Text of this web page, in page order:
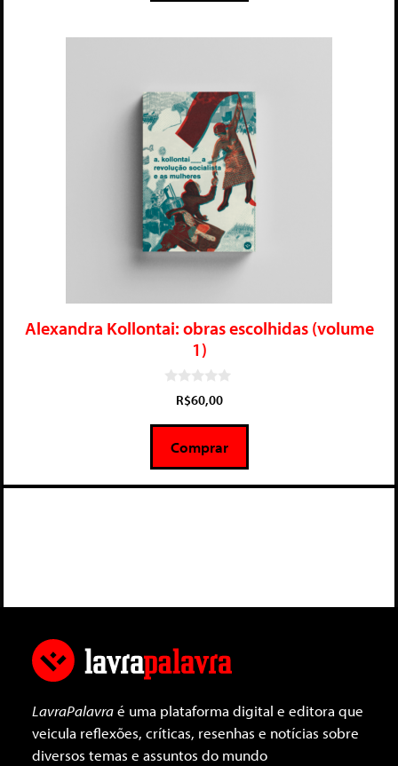
Alexandra Kollontai: obras escolhidas (volume
1)
5
R$60,00
Comprar
LavraPalavraé uma plataforma digital e editora que
veicula reflexões, críticas, resenhas e notícias sobre
diversos temas e assuntos do mundo